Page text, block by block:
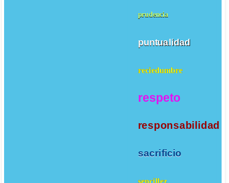
prudencia
puntualidad
reciedumbre
respeto
responsabilidad
sacrificio
sencillez